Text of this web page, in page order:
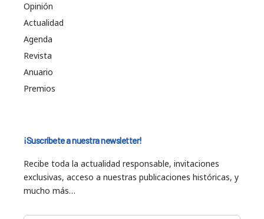
Opinión
Actualidad
Agenda
Revista
Anuario
Premios
¡Suscríbete a nuestra newsletter!
Recibe toda la actualidad responsable, invitaciones
exclusivas, acceso a nuestras publicaciones históricas, y
mucho más…